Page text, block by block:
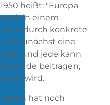
heißt: "Europa
in einem
wird durch konkrete
zunächst eine
und jede kann
beitragen,
wird.
hat noch